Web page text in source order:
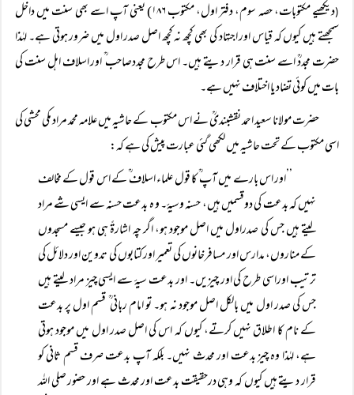
(
دیکھیے مکتوبات، حصہ سوم، دفتر اول، مکتوب ۱۸۶) یعنی آپ اسے بھی سنت میں داخل
سمجھتے ہیں کیوں کہ قیاس اور اجتہاد کی بھی کچھ نہ کچھ اصل صدر اول میں ضرور ہوتی ہے۔ لہٰذا
حضرت مجددؒ اسے سنت ہی قرار دیتے ہیں۔ اس طرح مجددصاحب ؒ اور اسلاف اہل سنت کی
بات میں کوئی تضاد یا اختلاف نہیں ہے۔
حضرت مولانا سعید احمد نقشبندیؒ نے اس مکتوب کے حاشیہ میں علامہ محمد مراد مکی محشی کی
اسی مکتوب کے تحت حاشیہ میں لکھی گئی عبارت پیش کی ہے کہ:
’’اور اس بارے میں آپ ؒ کا قول علماء اسلاف ؒ کے اس قول کے مخالف
نہیں کہ بدعت کی دوقسمیں ہیں، حسنہ وسیۂ۔ و ہ بدعت حسنہ سے ایسی شے مراد
لیتے ہیں جس کی صدراول میں اصل موجود ہو، اگر چہ اشارۃً ہی ہو جیسے مسجدوں
کے مناروں، مدارس اور مسافرخانوں کی تعمیر اور کتابوں کی تدوین اور دلائل کی
ترتیب اوراسی طرح کی اور چیزیں۔ اور بدعت سیۂ سے ایسی چیز مراد لیتے ہیں
جس کی صدر اول میں بالکل اصل موجود نہ ہو۔ تو امام ربانی ؒ قسم اول پر بدعت
کے نام کا اطلاق نہیں کرتے، کیوں کہ اس کی اصل صدر اول میں موجود ہوتی
ہے، لہٰذا وہ چیز بدعت اور محدث نہیں۔ بلکہ آپ بدعت صرف قسم ثانی کو
قرار دیتے ہیں کیوں کہ وہی درحقیقت بدعت اور محدث ہے اور حضور صلی اللہ